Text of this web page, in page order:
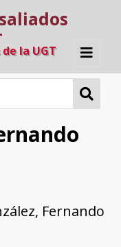
la UGT
Fernando